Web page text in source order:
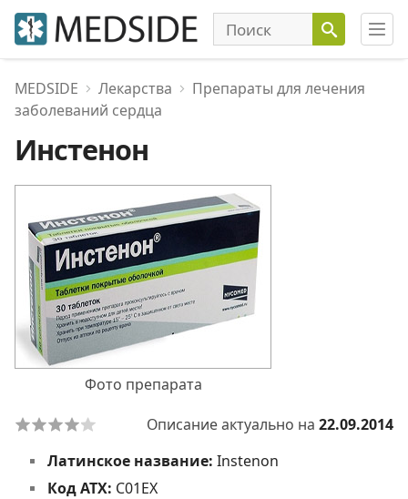
MEDSIDE Лекарства
Препараты для лечения
заболеваний сердца
Инстенон
Фото препарата
Описание актуально на 22.09.2014
Латинское название: Instenon
Код АТХ: C01EX